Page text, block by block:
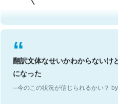
翻訳文体なせいかわからないけ
になった
─今のこの状況が信じられるかい？ by